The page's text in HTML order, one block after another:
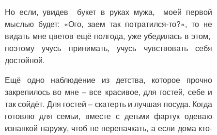
Но если, увидев букет в руках мужа, моей первой
мыслью будет: «Ого, заем так потратился-то?», то не
видать мне цветов ещё полгода, уже убедилась в этом,
поэтому учусь принимать, учусь чувствовать себя
достойной.
Ещё одно наблюдение из детства, которое прочно
закрепилось во мне – все красивое, для гостей, себе и
так сойдёт. Для гостей – скатерть и лучшая посуда. Когда
готовлю для семьи, вместе с детьми фартук одеваю
изнанкой наружу, чтоб не перепачкать, а если дома кто-